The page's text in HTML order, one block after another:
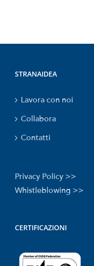
STRANAIDEA
Lavora con noi
Collabora
Contatti
Privacy Policy >>
Whistleblowing >>
CERTIFICAZIONI